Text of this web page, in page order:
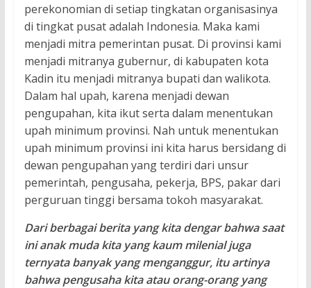
perekonomian di setiap tingkatan organisasinya
di tingkat pusat adalah Indonesia. Maka kami
menjadi mitra pemerintan pusat. Di provinsi kami
menjadi mitranya gubernur, di kabupaten kota
Kadin itu menjadi mitranya bupati dan walikota.
Dalam hal upah, karena menjadi dewan
pengupahan, kita ikut serta dalam menentukan
upah minimum provinsi. Nah untuk menentukan
upah minimum provinsi ini kita harus bersidang di
dewan pengupahan yang terdiri dari unsur
pemerintah, pengusaha, pekerja, BPS, pakar dari
perguruan tinggi bersama tokoh masyarakat.
Dari berbagai berita yang kita dengar bahwa saat
ini anak muda kita yang kaum milenial juga
ternyata banyak yang menganggur, itu artinya
bahwa pengusaha kita atau orang-orang yang